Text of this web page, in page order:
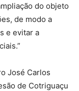
do objeto
de modo a
e evitar a
José Carlos
de Cotriguaçu